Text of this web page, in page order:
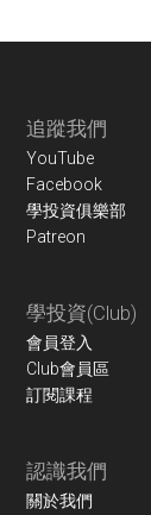
Footer
追蹤我們
YouTube
Facebook
學投資俱樂部
Patreon
學投資(Club)
會員登入
Club會員區
訂閱課程
認識我們
關於我們